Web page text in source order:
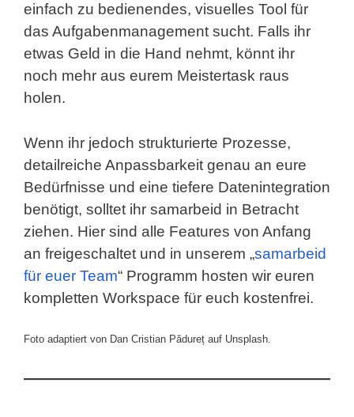
einfach zu bedienendes, visuelles Tool für
das Aufgabenmanagement sucht. Falls ihr
etwas Geld in die Hand nehmt, könnt ihr
noch mehr aus eurem Meistertask raus
holen.
Wenn ihr jedoch strukturierte Prozesse,
detailreiche Anpassbarkeit genau an eure
Bedürfnisse und eine tiefere Datenintegration
benötigt, solltet ihr samarbeid in Betracht
ziehen. Hier sind alle Features von Anfang
an freigeschaltet und in unserem „samarbeid
für euer Team“ Programm hosten wir euren
kompletten Workspace für euch kostenfrei.
Foto adaptiert von Dan Cristian Pădureț auf Unsplash.